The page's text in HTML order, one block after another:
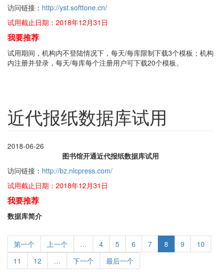
访问链接： http://yst.softtone.cn/
试用截止日期：2018年12月31日
我要推荐
试用期间，机构内不登陆情况下，每天/每库限制下载3个模板；机构
内注册并登录，每天/每库每个注册用户可下载20个模板。
近代报纸数据库试用
2018-06-26
图书馆开通近代报纸数据库试用
访问链接： http://bz.nlcpress.com/
试用截止日期：2018年12月31日
我要推荐
数据库简介
第一个 上一个 … 4 5 6 7 8 9
10
11
12 … 下一个 最后一个